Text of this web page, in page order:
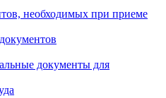
необходимых при приеме
документы для